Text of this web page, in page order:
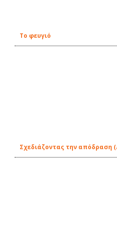
Το φευγιό
Σχεδιάζοντας την